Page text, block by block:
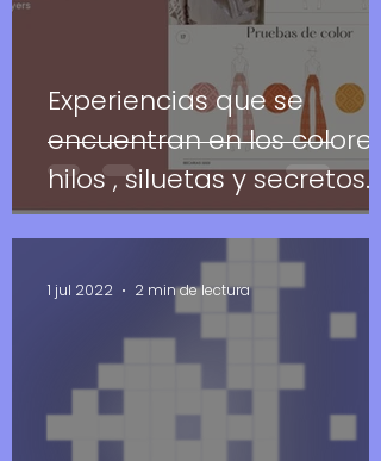
Experiencias que se
encuentran en los colores ,
hilos , siluetas y secretos.
1 jul 2022 2 min de lectura